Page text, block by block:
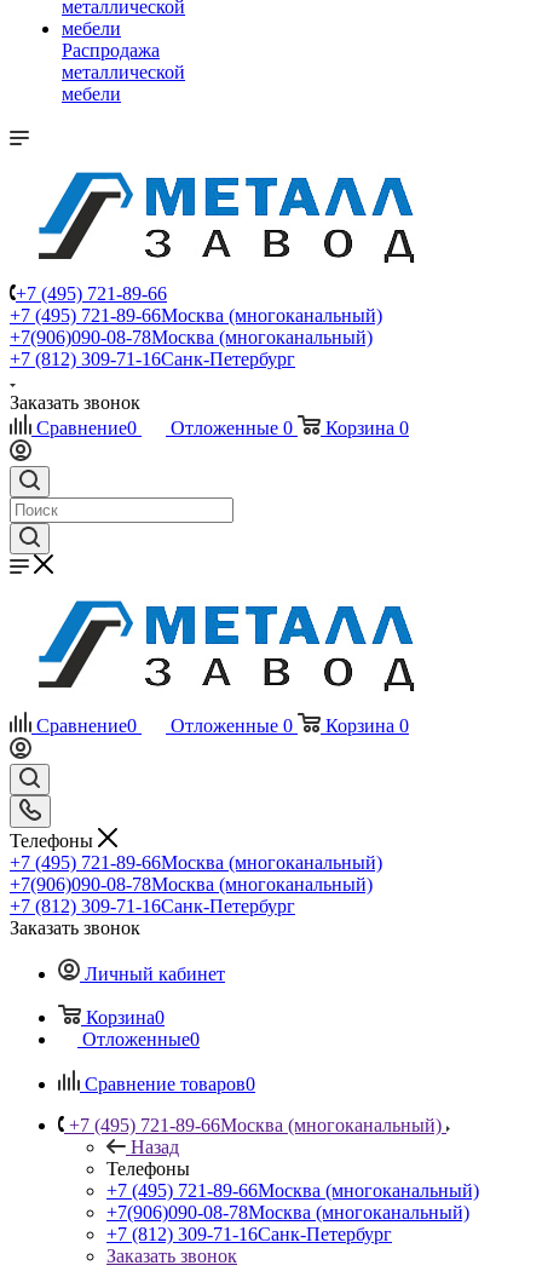
Распродажа
металлической
мебели
+7 (495) 721-89-66
+7 (495) 721-89-66Москва (многоканальный)
+7(906)090-08-78Москва (многоканальный)
+7 (812) 309-71-16Санк-Петербург
Заказать звонок
Сравнение0 Отложенные 0 Корзина 0
Сравнение0 Отложенные 0 Корзина 0
Телефоны
+7 (495) 721-89-66Москва (многоканальный)
+7(906)090-08-78Москва (многоканальный)
+7 (812) 309-71-16Санк-Петербург
Заказать звонок
Личный кабинет
Корзина0
Отложенные0
Сравнение товаров0
+7 (495) 721-89-66Москва (многоканальный)
Назад
Телефоны
+7 (495) 721-89-66Москва (многоканальный)
+7(906)090-08-78Москва (многоканальный)
+7 (812) 309-71-16Санк-Петербург
Заказать звонок